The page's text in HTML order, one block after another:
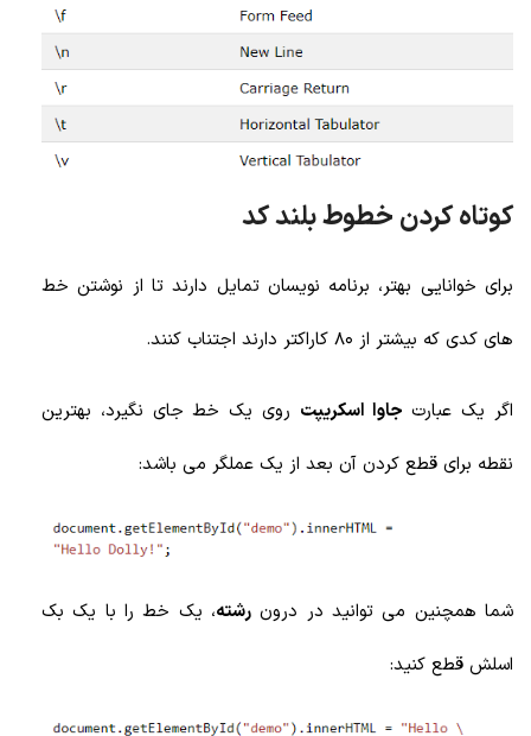
کوتاه کردن خطوط بلند کد
برای خوانایی بهتر، برنامه نویسان تمایل دارند تا از نوشتن خط
های کدی که بیشتر از 80 کاراکتر دارند اجتناب کنند.
اگر یک عبارت جاوا اسکریپت روی یک خط جای نگیرد، بهترین
نقطه برای قطع کردن آن بعد از یک عملگر می باشد:
شما همچنین می توانید در درون رشته، یک خط را با یک بک
اسلش قطع کنید: